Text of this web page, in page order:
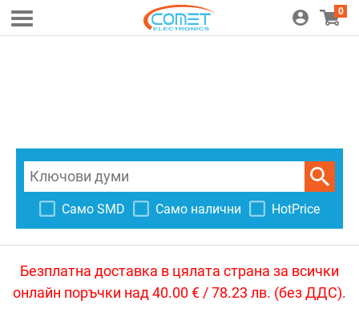
0
Само SMD Само налични HotPrice
Безплатна доставка в цялата страна за всички
онлайн поръчки над 40.00 € / 78.23 лв. (без ДДС).